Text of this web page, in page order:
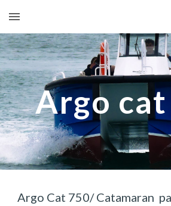
Skip to main content
Argo
Argo Cat 750/Catamaran